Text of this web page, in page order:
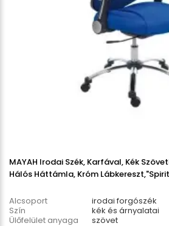
MAYAH Irodai Szék, Karfával, Kék
Hálós Háttámla, Króm
Alcsoport
irodai forgószék
Szín
kék és árnyalatai
Ülőfelület anyaga
szövet